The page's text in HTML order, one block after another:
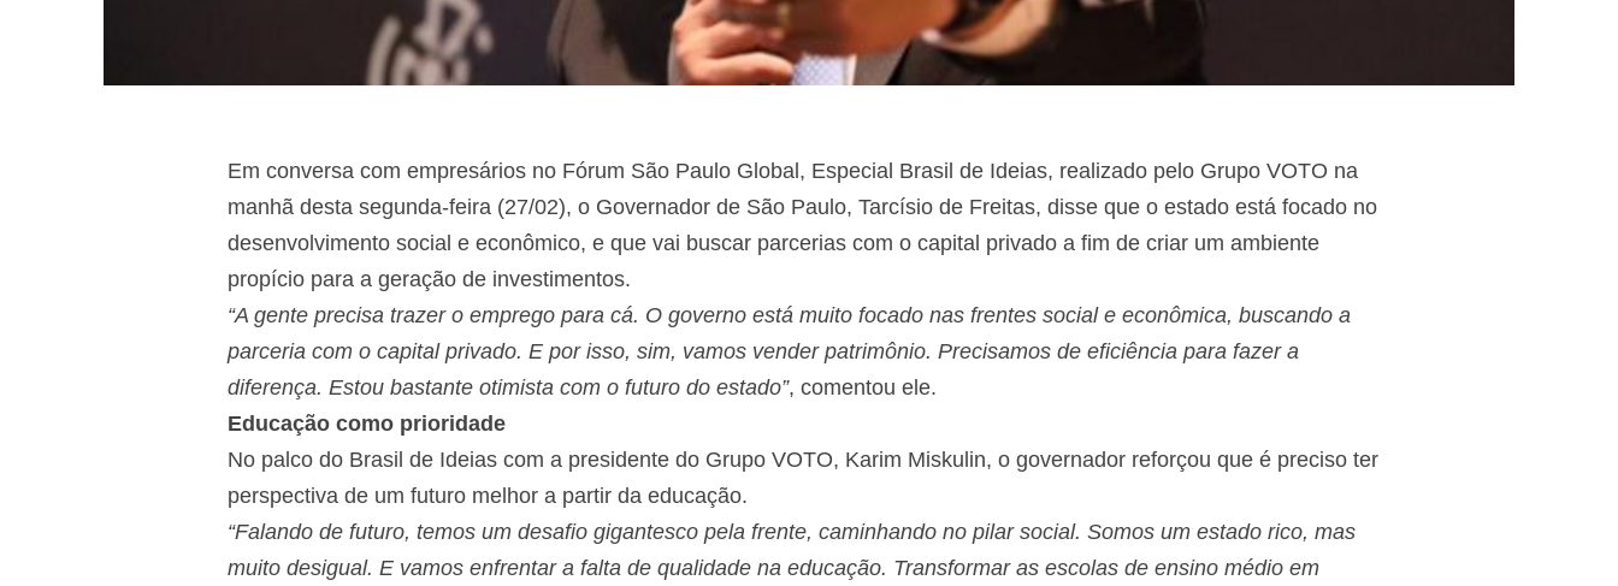
Em conversa com empresários no Fórum São Paulo Global, Especial Brasil de Ideias, realizado pelo Grupo VOTO na
manhã desta segunda-feira (27/02), o Governador de São Paulo, Tarcísio de Freitas, disse que o estado está focado no
desenvolvimento social e econômico, e que vai buscar parcerias com o capital privado a fim de criar um ambiente
propício para a geração de investimentos.
“A gente precisa trazer o emprego para cá. O governo está muito focado nas frentes social e econômica, buscando a
parceria com o capital privado. E por isso, sim, vamos vender patrimônio. Precisamos de eficiência para fazer a
diferença. Estou bastante otimista com o futuro do estado”, comentou ele.
Educação como prioridade
No palco do Brasil de Ideias com a presidente do Grupo VOTO, Karim Miskulin, o governador reforçou que é preciso ter
perspectiva de um futuro melhor a partir da educação.
“Falando de futuro, temos um desafio gigantesco pela frente, caminhando no pilar social. Somos um estado rico, mas
muito desigual. E vamos enfrentar a falta de qualidade na educação. Transformar as escolas de ensino médio em